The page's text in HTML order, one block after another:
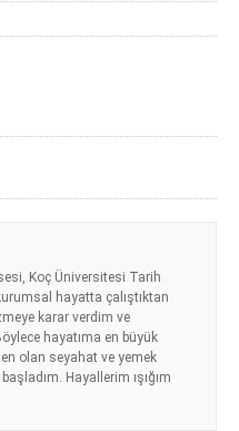
Koç Üniversitesi Tarih
hayatta çalıştıktan
karar verdim ve
hayatıma en büyük
olan seyahat ve yemek
Hayallerim ışığım